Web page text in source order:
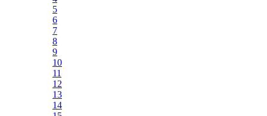
5
6
7
8
9
10
11
12
13
14